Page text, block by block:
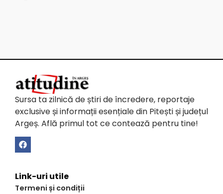
Sursa ta zilnică de știri de încredere, reportaje
exclusive și informații esențiale din Pitești și județul
Argeș. Află primul tot ce contează pentru tine!
Link-uri utile
Termeni și condiții